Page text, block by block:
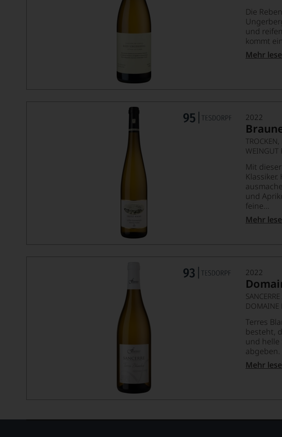
Die
und
kommt
Mehr
2022
TROCKEN,
WEINGUT
Mit
und
feine...
Mehr
2022
DOMAINE
Terres
besteht,
und helle
abgeben.
Mehr